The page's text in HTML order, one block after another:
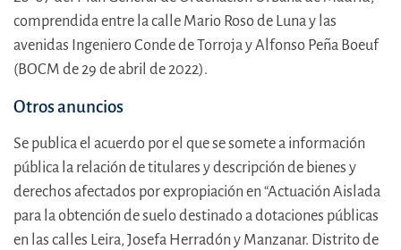
comprendida entre la calle Mario Roso de Luna y las
avenidas Ingeniero Conde de Torroja y Alfonso Peña Boeuf
(BOCM de 29 de abril de 2022).
Otros anuncios
Se publica el acuerdo por el que se somete a información
pública la relación de titulares y descripción de bienes y
derechos afectados por expropiación en “Actuación Aislada
para la obtención de suelo destinado a dotaciones públicas
en las calles Leira, Josefa Herradón y Manzanar. Distrito de